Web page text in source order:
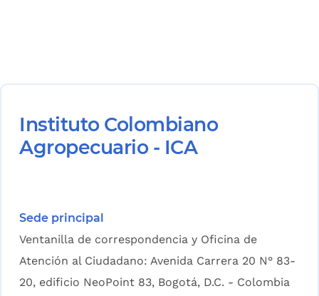
Instituto Colombiano
Agropecuario - ICA
Sede principal
Ventanilla de correspondencia y Oficina de
Atención al Ciudadano: Avenida Carrera 20 N° 83-
20, edificio NeoPoint 83, Bogotá, D.C. - Colombia